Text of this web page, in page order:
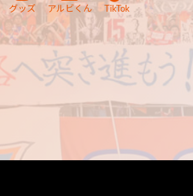
グッズ アルビくん TikTok